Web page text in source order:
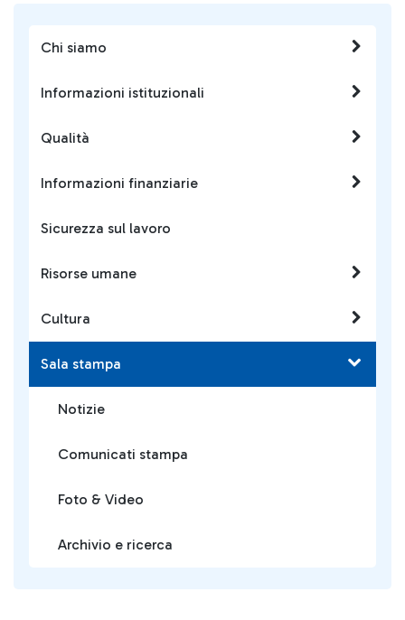
Chi siamo
Informazioni istituzionali
Qualità
Informazioni finanziarie
Sicurezza sul lavoro
Risorse umane
Cultura
Sala stampa
Notizie
Comunicati stampa
Foto & Video
Archivio e ricerca